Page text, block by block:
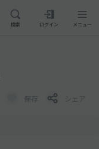
検索 ログイン メニュー
保存 シェア